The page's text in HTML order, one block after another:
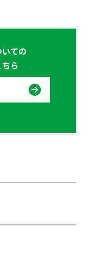
ての
ら